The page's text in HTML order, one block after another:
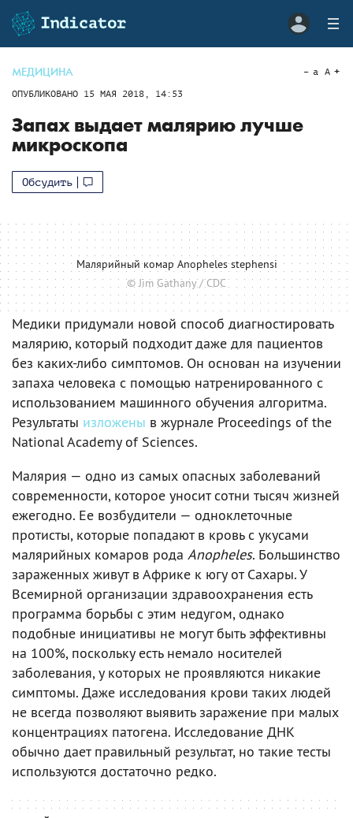
МЕДИЦИНА
ОПУБЛИКОВАНО 15 МАЯ 2018, 14:53
a A
Запах выдает малярию лучше
микроскопа
Обсудить
Малярийный комар Anopheles stephensi
© Jim Gathany / CDC
Медики придумали новой способ диагностировать
малярию, который подходит даже для пациентов
без каких-либо симптомов. Он основан на изучении
запаха человека с помощью натренированного с
использованием машинного обучения алгоритма.
Результаты изложены в журнале Proceedings of the
National Academy of Sciences.
Малярия — одно из самых опасных заболеваний
современности, которое уносит сотни тысяч жизней
ежегодно. Ее возбудители — одноклеточные
протисты, которые попадают в кровь с укусами
малярийных комаров рода Anopheles. Большинство
зараженных живут в Африке к югу от Сахары. У
Всемирной организации здравоохранения есть
программа борьбы с этим недугом, однако
подобные инициативы не могут быть эффективны
на 100%, поскольку есть немало носителей
заболевания, у которых не проявляются никакие
симптомы. Даже исследования крови таких людей
не всегда позволяют выявить заражение при малых
концентрациях патогена. Исследование ДНК
обычно дает правильный результат, но такие тесты
используются достаточно редко.